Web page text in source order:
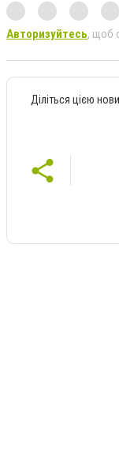
Авторизуйтесь, щоб
Діліться цією